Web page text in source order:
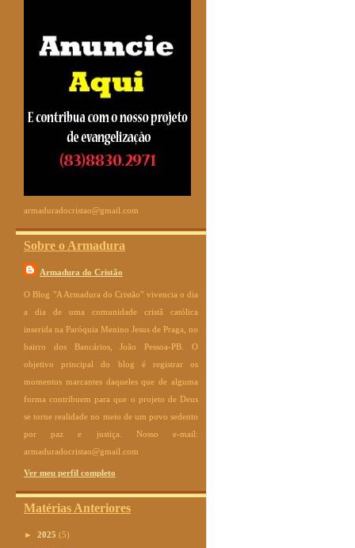
armaduradocristao@gmail.com
Sobre o Armadura
Armadura do Cristão
O Blog "A Armadura do Cristão" vivencia o dia
a dia de uma comunidade cristã católica
inserida na Paróquia Menino Jesus de Praga, no
bairro dos Bancários, João Pessoa-PB. O
objetivo principal do blog é registrar os
momentos marcantes daqueles que de alguma
forma contribuem para que o projeto de Deus
se torne realidade no meio de um povo sedento
por paz e justiça. Nosso e-mail:
armaduradocristao@gmail.com
Ver meu perfil completo
Matérias Anteriores
► 2025 (5)